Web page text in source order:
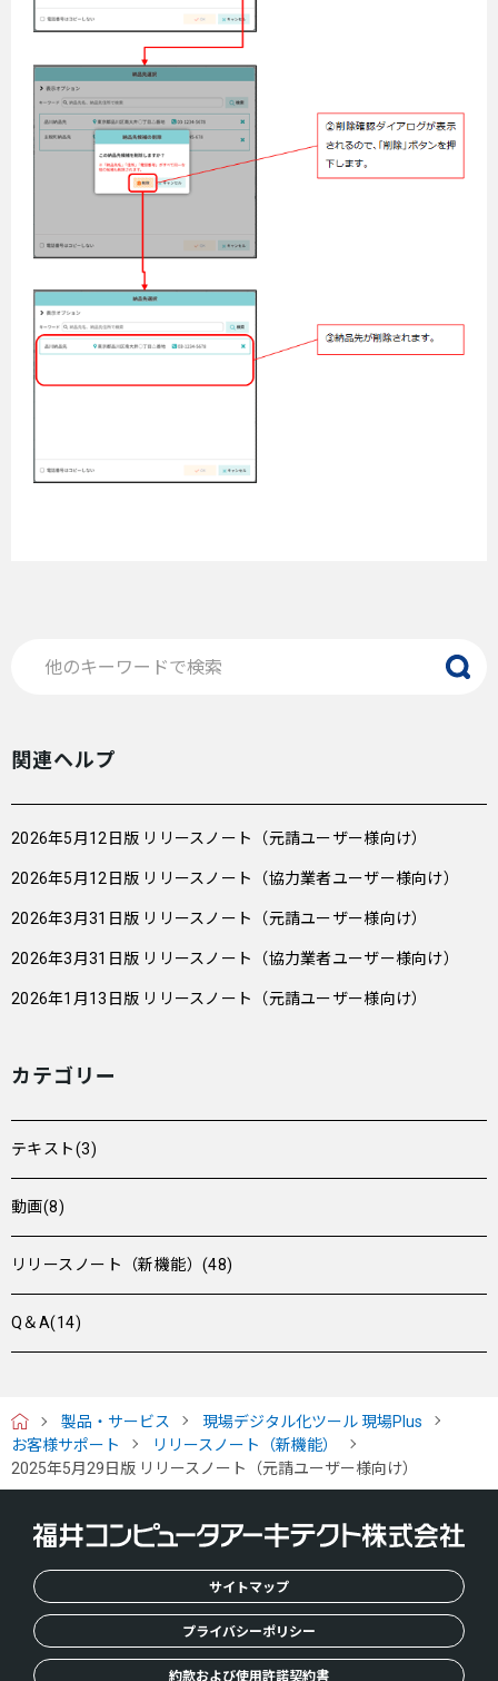
関連ヘルプ
2026年5月12日版 リリースノート（元請ユーザー様向け）
2026年5月12日版 リリースノート（協力業者ユーザー様向け）
2026年3月31日版 リリースノート（元請ユーザー様向け）
2026年3月31日版 リリースノート（協力業者ユーザー様向け）
2026年1月13日版 リリースノート（元請ユーザー様向け）
カテゴリー
テキスト(3)
動画(8)
リリースノート（新機能）(48)
Q＆A(14)
H
O
製品・サービス
現場デジタル化ツール 現場Plus
お客様サポート
リリースノート（新機能）
2025年5月29日版 リリースノート（元請ユーザー様向け）
サイトマップ
プライバシーポリシー
約款および使用許諾契約書